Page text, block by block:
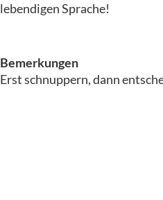
lebendigen Sprache!
Bemerkungen
Erst schnuppern, dann